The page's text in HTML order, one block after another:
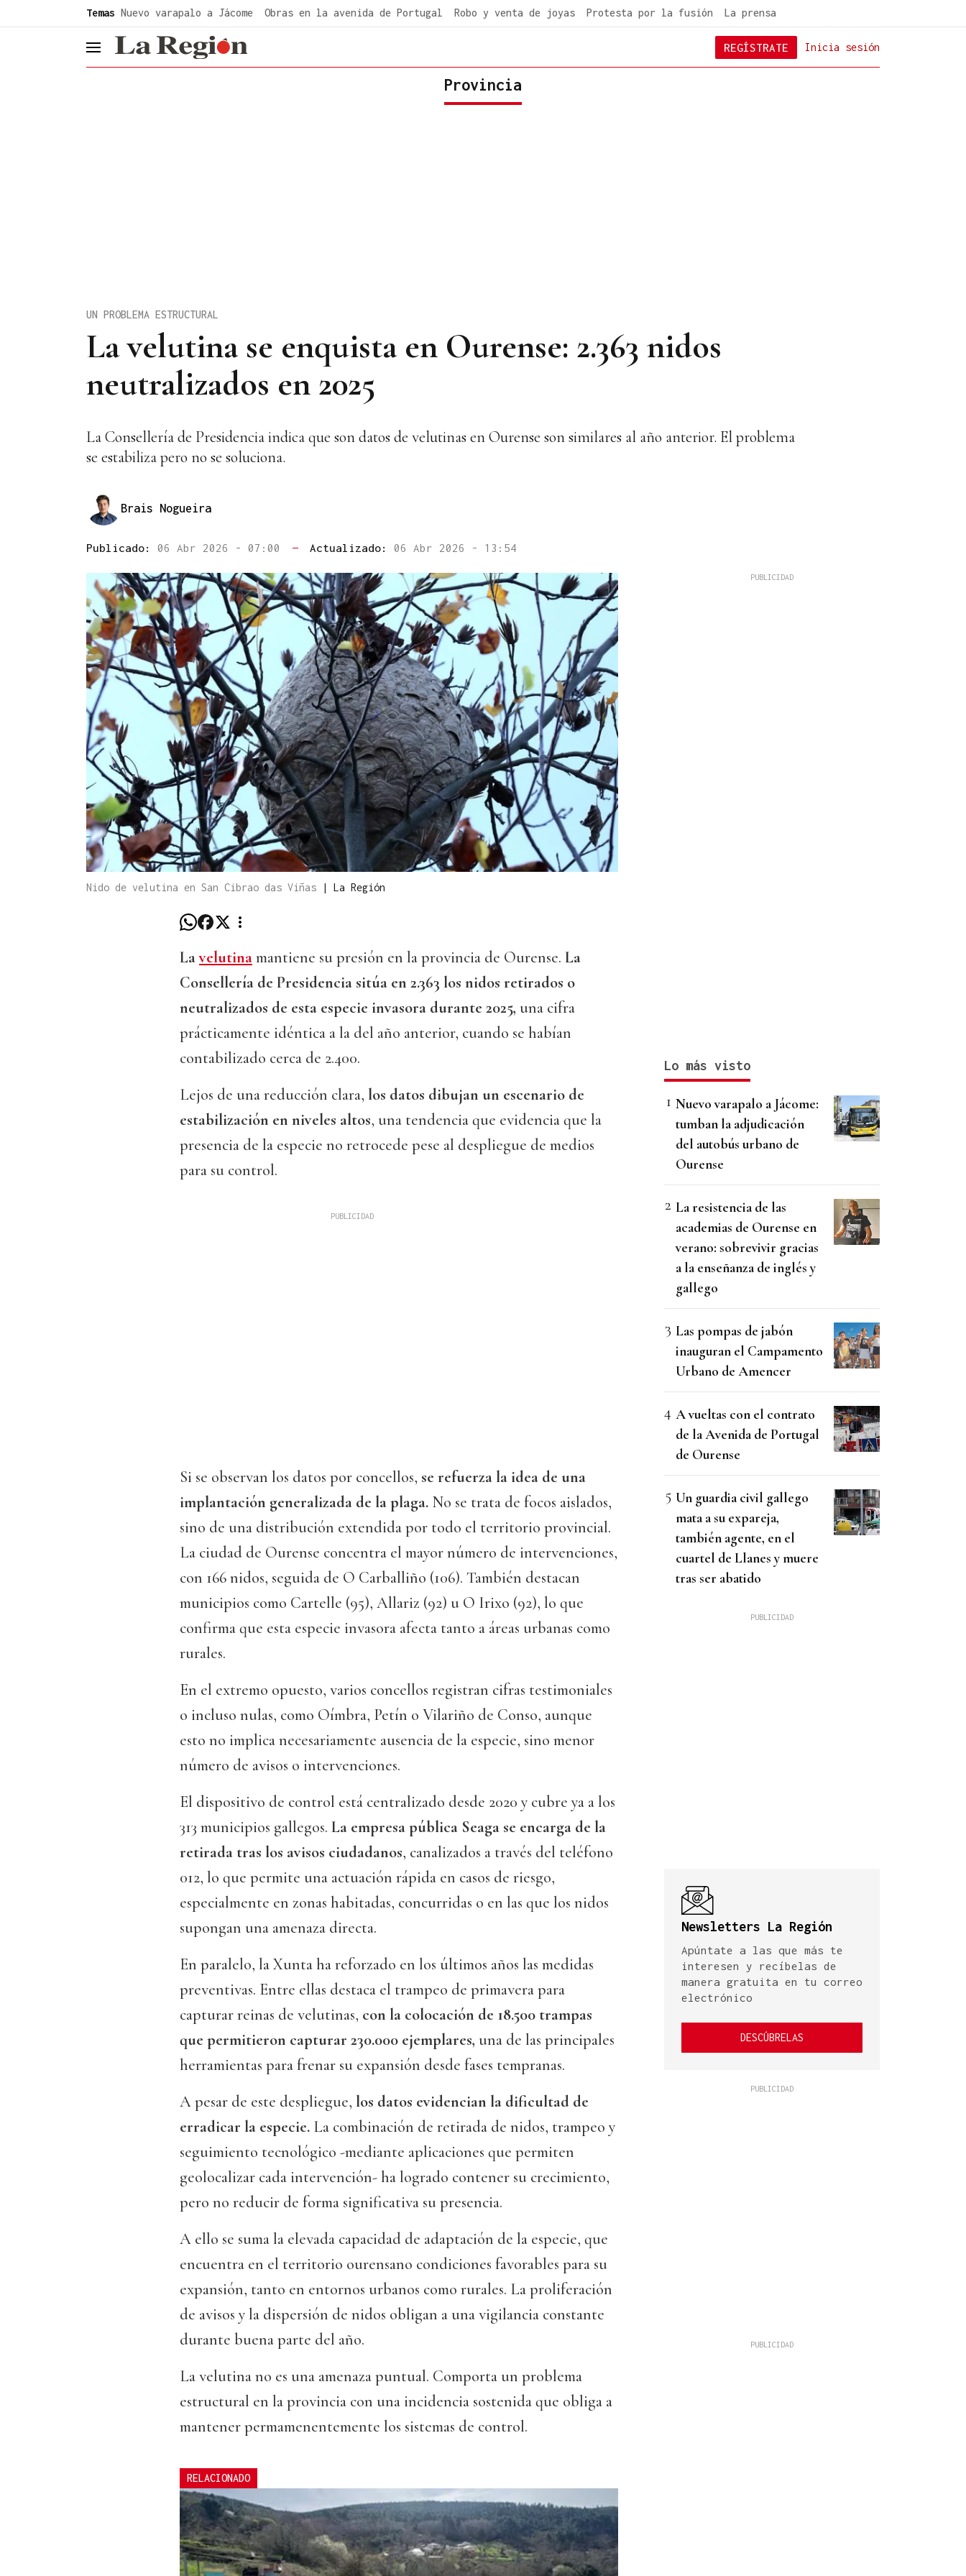
Temas Nuevo varapalo a Jácome Obras en la avenida de Portugal Robo y venta de joyas Protesta por la fusión La prensa
header.menu.open Inicia sesión
REGÍSTRATE
Provincia
La velutina se enquista en Ourense: 2.363 nidos
neutralizados en 2025
UN PROBLEMA ESTRUCTURAL
La Consellería de Presidencia indica que son datos de velutinas en Ourense son similares al año anterior. El problema
se estabiliza pero no se soluciona.
Brais Nogueira
Publicado: 06 Abr 2026 - 07:00 — Actualizado: 06 Abr 2026 - 13:54
Nido de velutina en San Cibrao das Viñas | La Región
Lavelutinamantiene su presión en la provincia de Ourense. La
Consellería de Presidencia sitúa en 2.363 los nidos retirados o
neutralizados de esta especie invasora durante 2025, una cifra
prácticamente idéntica a la del año anterior, cuando se habían
contabilizado cerca de 2.400.
Lejos de una reducción clara, los datos dibujan un escenario de
estabilización en niveles altos, una tendencia que evidencia que la
presencia de la especie no retrocede pese al despliegue de medios
para su control.
Si se observan los datos por concellos, se refuerza la idea de una
implantación generalizada de la plaga. No se trata de focos aislados,
sino de una distribución extendida por todo el territorio provincial.
La ciudad de Ourense concentra el mayor número de intervenciones,
con 166 nidos, seguida de O Carballiño (106). También destacan
municipios como Cartelle (95), Allariz (92) u O Irixo (92), lo que
confirma que esta especie invasora afecta tanto a áreas urbanas como
rurales.
En el extremo opuesto, varios concellos registran cifras testimoniales
o incluso nulas, como Oímbra, Petín o Vilariño de Conso, aunque
esto no implica necesariamente ausencia de la especie, sino menor
número de avisos o intervenciones.
El dispositivo de control está centralizado desde 2020 y cubre ya a los
313 municipios gallegos. La empresa pública Seaga se encarga de la
retirada tras los avisos ciudadanos, canalizados a través del teléfono
012, lo que permite una actuación rápida en casos de riesgo,
especialmente en zonas habitadas, concurridas o en las que los nidos
supongan una amenaza directa.
En paralelo, la Xunta ha reforzado en los últimos años las medidas
preventivas. Entre ellas destaca el trampeo de primavera para
capturar reinas de velutinas, con la colocación de 18.500 trampas
que permitieron capturar 230.000 ejemplares, una de las principales
herramientas para frenar su expansión desde fases tempranas.
A pesar de este despliegue, los datos evidencian la dificultad de
erradicar la especie. La combinación de retirada de nidos, trampeo y
seguimiento tecnológico -mediante aplicaciones que permiten
geolocalizar cada intervención- ha logrado contener su crecimiento,
pero no reducir de forma significativa su presencia.
A ello se suma la elevada capacidad de adaptación de la especie, que
encuentra en el territorio ourensano condiciones favorables para su
expansión, tanto en entornos urbanos como rurales. La proliferación
de avisos y la dispersión de nidos obligan a una vigilancia constante
durante buena parte del año.
La velutina no es una amenaza puntual. Comporta un problema
estructural en la provincia con una incidencia sostenida que obliga a
mantener permamenentemente los sistemas de control.
RELACIONADO
Lo más visto
Nuevo varapalo a Jácome:
tumban la adjudicación
del autobús urbano de
Ourense
La resistencia de las
academias de Ourense en
verano: sobrevivir gracias
a la enseñanza de inglés y
gallego
Las pompas de jabón
inauguran el Campamento
Urbano de Amencer
A vueltas con el contrato
de la Avenida de Portugal
de Ourense
Un guardia civil gallego
mata a su expareja,
también agente, en el
cuartel de Llanes y muere
tras ser abatido
Newsletters La Región
Apúntate a las que más te
interesen y recíbelas de
manera gratuita en tu correo
electrónico
DESCÚBRELAS